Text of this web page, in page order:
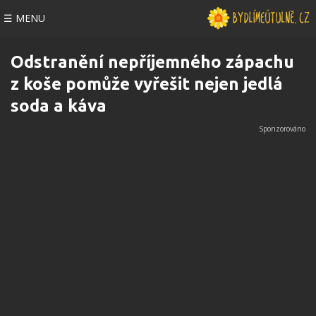
☰ MENU
Odstranění nepříjemného zápachu
z koše pomůže vyřešit nejen jedlá
soda a káva